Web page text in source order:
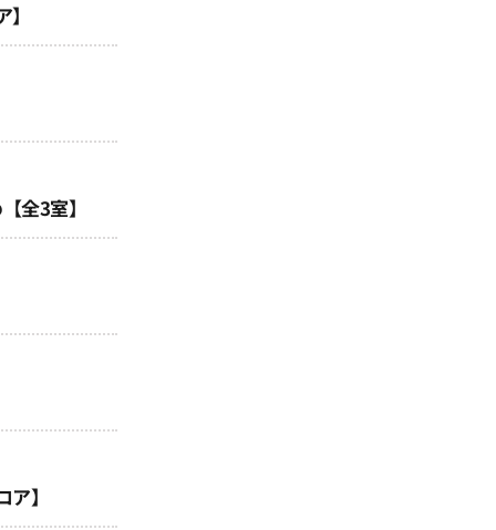
全3室】
】